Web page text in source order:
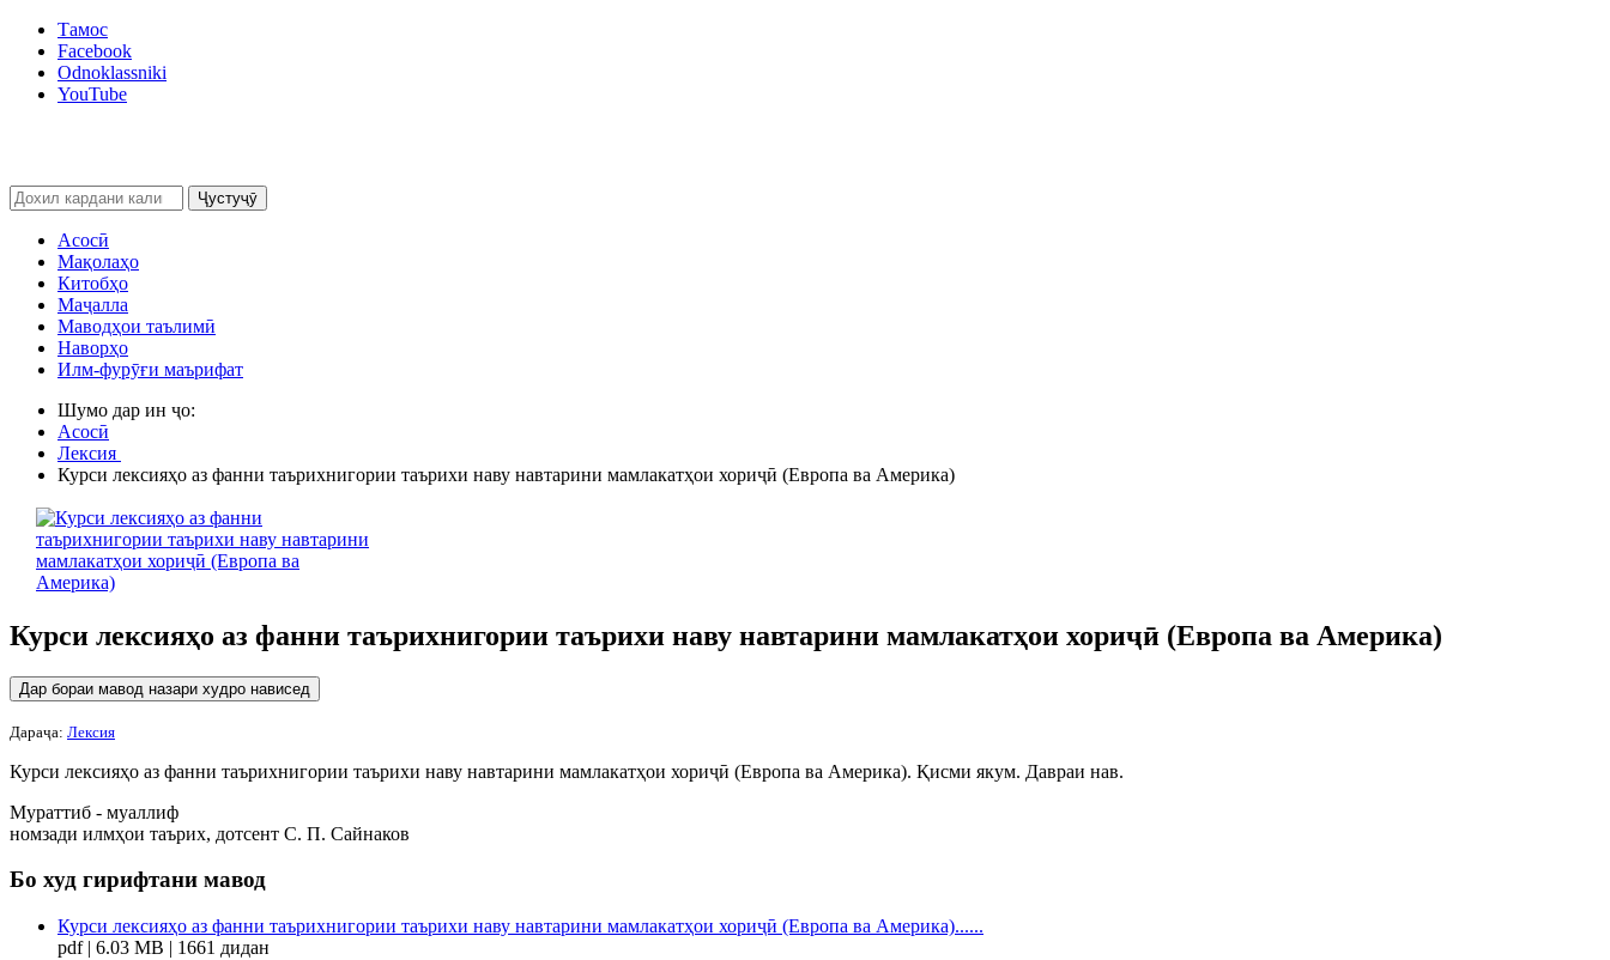
Тамос
Facebook
Odnoklassniki
YouTube
Ҷустуҷӯ
Асосӣ
Мақолаҳо
Китобҳо
Маҷалла
Маводҳои таълимӣ
Наворҳо
Илм-фурӯғи маърифат
Шумо дар ин ҷо:
Асосӣ
Лексия
Курси лексияҳо аз фанни таърихнигории таърихи наву навтарини мамлакатҳои хориҷӣ (Европа ва Америка)
Курси лексияҳо аз фанни таърихнигории таърихи наву навтарини мамлакатҳои хориҷӣ (Европа ва Америка)
Дар бораи мавод назари худро нависед
Дараҷа: Лексия
Курси лексияҳо аз фанни таърихнигории таърихи наву навтарини мамлакатҳои хориҷӣ (Европа ва Америка). Қисми якум. Давраи нав.
Мураттиб - муаллиф
номзади илмҳои таърих, дотсент С. П. Сайнаков
Бо худ гирифтани мавод
Курси лексияҳо аз фанни таърихнигории таърихи наву навтарини мамлакатҳои хориҷӣ (Европа ва Америка)......
pdf | 6.03 MB | 1661 дидан